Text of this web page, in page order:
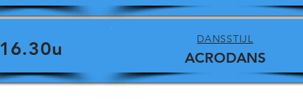
16.30u DANSSTIJL
ACRODANS